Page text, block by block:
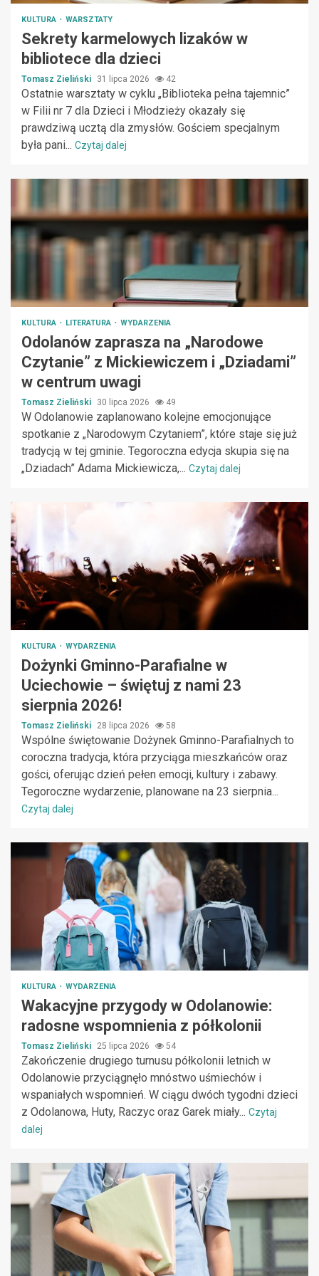
KULTURA WARSZTATY
Sekrety karmelowych lizaków w
bibliotece dla dzieci
Tomasz Zieliński 31 lipca 2026 42
Ostatnie warsztaty w cyklu „Biblioteka pełna tajemnic”
w Filii nr 7 dla Dzieci i Młodzieży okazały się
prawdziwą ucztą dla zmysłów. Gościem specjalnym
była pani... Czytaj dalej
KULTURA LITERATURA WYDARZENIA
Odolanów zaprasza na „Narodowe
Czytanie” z Mickiewiczem i „Dziadami”
w centrum uwagi
Tomasz Zieliński 30 lipca 2026 49
W Odolanowie zaplanowano kolejne emocjonujące
spotkanie z „Narodowym Czytaniem”, które staje się już
tradycją w tej gminie. Tegoroczna edycja skupia się na
„Dziadach” Adama Mickiewicza,... Czytaj dalej
KULTURA WYDARZENIA
Dożynki Gminno-Parafialne w
Uciechowie – świętuj z nami 23
sierpnia 2026!
Tomasz Zieliński 28 lipca 2026 58
Wspólne świętowanie Dożynek Gminno-Parafialnych to
coroczna tradycja, która przyciąga mieszkańców oraz
gości, oferując dzień pełen emocji, kultury i zabawy.
Tegoroczne wydarzenie, planowane na 23 sierpnia...
Czytaj dalej
KULTURA WYDARZENIA
Wakacyjne przygody w Odolanowie:
radosne wspomnienia z półkolonii
Tomasz Zieliński 25 lipca 2026 54
Zakończenie drugiego turnusu półkolonii letnich w
Odolanowie przyciągnęło mnóstwo uśmiechów i
wspaniałych wspomnień. W ciągu dwóch tygodni dzieci
z Odolanowa, Huty, Raczyc oraz Garek miały... Czytaj
dalej